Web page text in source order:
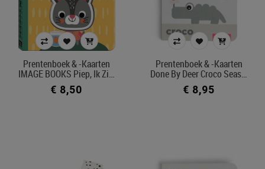
prentenboek & -kaarten
Model
contrastkaarten
contrastboek
Prentenboek & -kaarten
IMAGE BOOKS Piep, Ik Zi…
€ 8,50
Prentenboek & -kaarten
Done By Deer Croco Seas…
€ 8,95